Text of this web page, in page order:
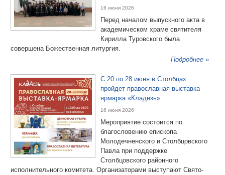
16 июня 2026
Перед началом выпускного акта в
академическом храме святителя
Кирилла Туровского была
совершена Божественная литургия.
Подробнее »
С 20 по 28 июня в Столбцах
пройдет православная выставка-
ярмарка «Кладезь»
16 июня 2026
Мероприятие состоится по
благословению епископа
Молодечненского и Столбцовского
Павла при поддержке
Столбцовского районного
исполнительного комитета. Организаторами выступают Свято-